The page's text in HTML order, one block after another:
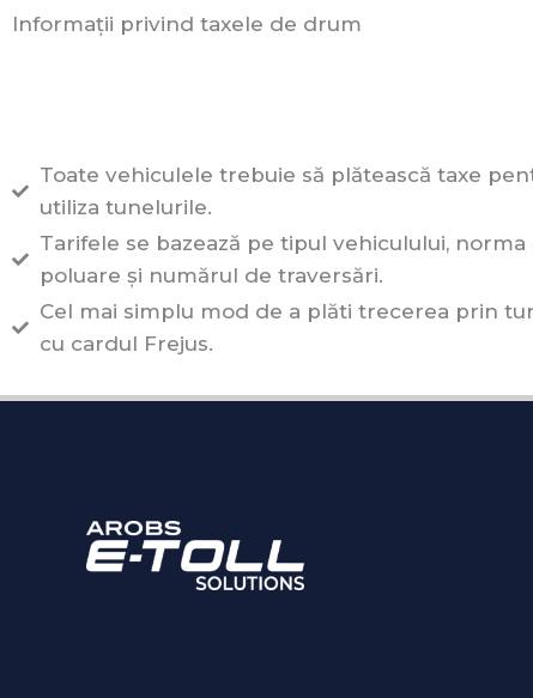
Informații privind taxele de drum
Toate vehiculele trebuie să plătească taxe
utiliza tunelurile.
Tarifele se bazează pe tipul vehiculului, norma
poluare și numărul de traversări.
Cel mai simplu mod de a plăti trecerea prin
cu cardul Frejus.